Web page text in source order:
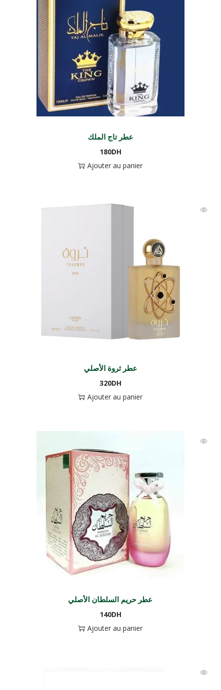
عطر تاج الملك
180DH
Ajouter au panier
عطر ثروة الأصلي
320DH
Ajouter au panier
عطر حريم السلطان الأصلي
140DH
Ajouter au panier